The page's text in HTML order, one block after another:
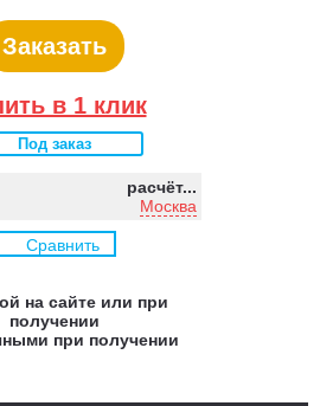
Заказать
в 1 клик
Под заказ
расчёт...
Москва
Сравнить